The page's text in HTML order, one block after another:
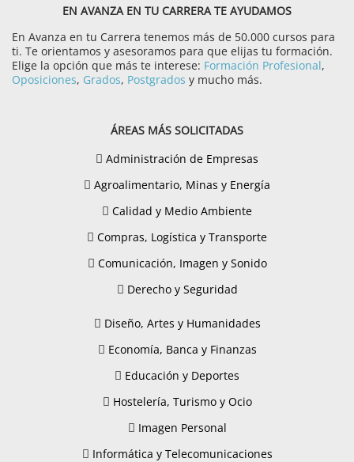
EN AVANZA EN TU CARRERA TE AYUDAMOS
En Avanza en tu Carrera tenemos más de 50.000 cursos para
ti. Te orientamos y asesoramos para que elijas tu formación.
Elige la opción que más te interese: Formación Profesional,
Oposiciones, Grados, Postgrados y mucho más.
ÁREAS MÁS SOLICITADAS
Administración de Empresas
Agroalimentario, Minas y Energía
Calidad y Medio Ambiente
Compras, Logística y Transporte
Comunicación, Imagen y Sonido
Derecho y Seguridad
Diseño, Artes y Humanidades
Economía, Banca y Finanzas
Educación y Deportes
Hostelería, Turismo y Ocio
Imagen Personal
Informática y Telecomunicaciones